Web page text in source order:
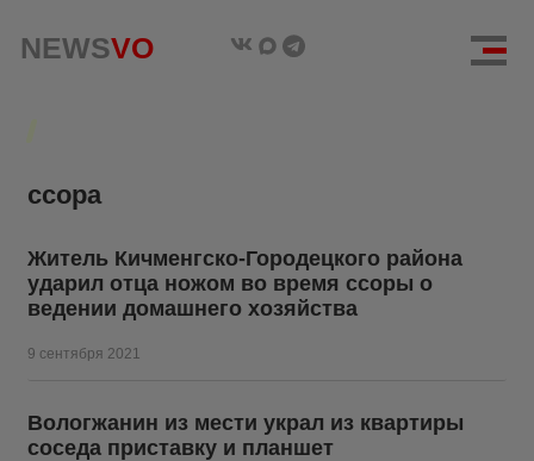
NEWSVO
NEWSVO
ссора
Житель Кичменгско-Городецкого района
ударил отца ножом во время ссоры о
ведении домашнего хозяйства
9 сентября 2021
Вологжанин из мести украл из квартиры
соседа приставку и планшет